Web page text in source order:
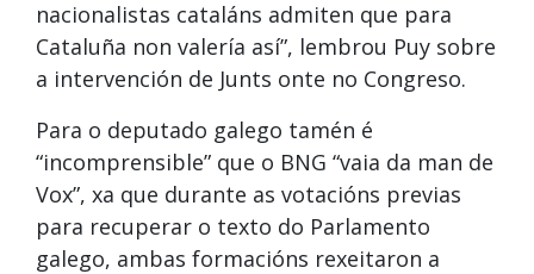
nacionalistas cataláns admiten que para
Cataluña non valería así”, lembrou Puy sobre
a intervención de Junts onte no Congreso.
Para o deputado galego tamén é
“incomprensible” que o BNG “vaia da man de
Vox”, xa que durante as votacións previas
para recuperar o texto do Parlamento
galego, ambas formacións rexeitaron a